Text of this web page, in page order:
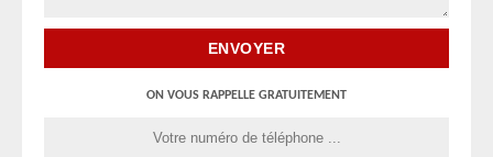
ON VOUS RAPPELLE GRATUITEMENT